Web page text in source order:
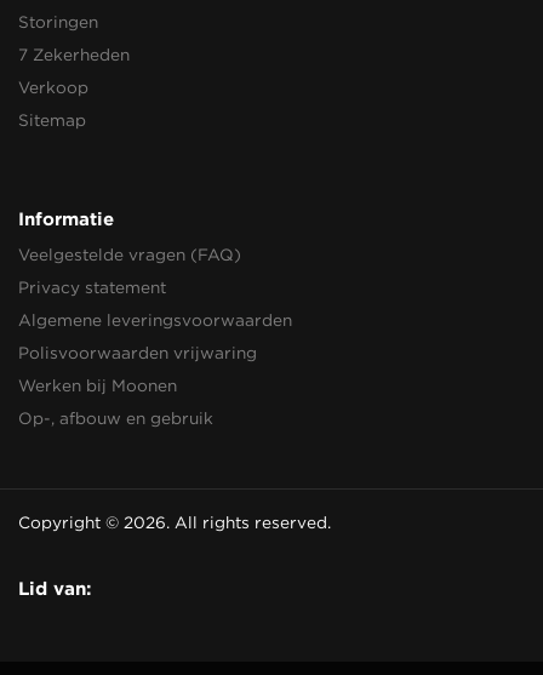
Storingen
7 Zekerheden
Verkoop
Sitemap
Informatie
Veelgestelde vragen (FAQ)
Privacy statement
Algemene leveringsvoorwaarden
Polisvoorwaarden vrijwaring
Werken bij Moonen
Op-, afbouw en gebruik
Copyright © 2026. All rights reserved.
Lid van: